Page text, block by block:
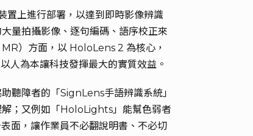
上進行部署，以達到即時影像辨識
量拍攝影像、逐句編碼、語序校正來
）方面，以 HoloLens 2 為核心，
人為本讓科技發揮最大的實質效益。
聽障者的「SignLens手語辨識系統」
解；又例如「HoloLights」能幫色弱者
面，讓作業員不必翻說明書、不必切